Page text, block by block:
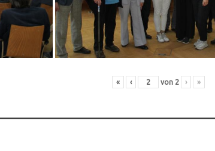
« ‹ von 2 › »